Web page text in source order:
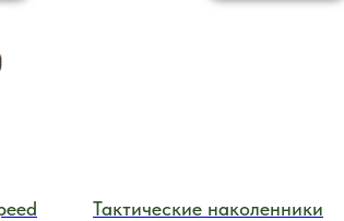
Тактические наколенники